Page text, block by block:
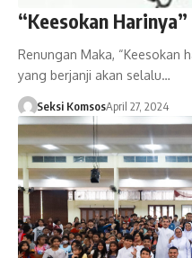
“Keesokan Harinya”
Renungan Maka, “Keesokan
yang berjanji akan selalu…
Seksi KomsosApril 27, 2024